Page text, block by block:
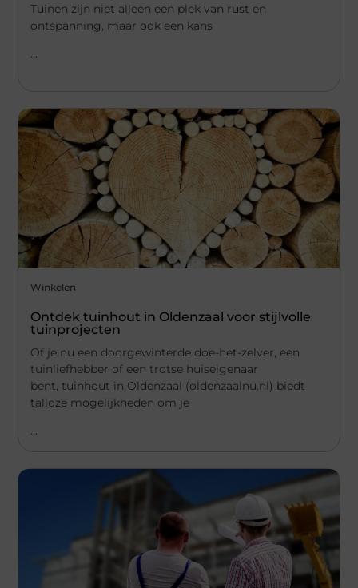
Tuinen zijn niet alleen een plek van rust en
ontspanning, maar ook een kans
...
Winkelen
Ontdek tuinhout in Oldenzaal voor stijlvolle
tuinprojecten
Of je nu een doorgewinterde doe-het-zelver, een
tuinliefhebber of een trotse huiseigenaar
bent, tuinhout in Oldenzaal (oldenzaalnu.nl) biedt
talloze mogelijkheden om je
...